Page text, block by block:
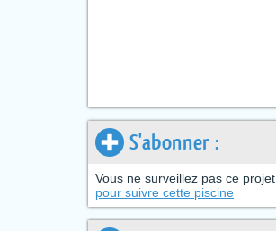
S'abonner :
Vous ne surveillez pas ce projet.
pour suivre cette piscine